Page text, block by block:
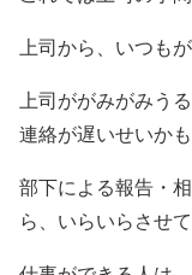
上司から、いつも
上司ががみがみう
連絡が遅いせいかも
部下による報告・
ら、いらいらさせ